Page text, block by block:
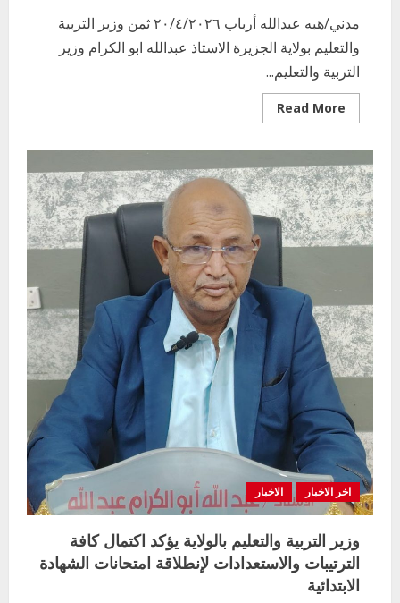
مدني/هبه عبدالله أرباب ٢٠/٤/٢٠٢٦ ثمن وزير التربية
والتعليم بولاية الجزيرة الاستاذ عبدالله ابو الكرام وزير
التربية والتعليم...
Read More
more
والتعليم
بالولاية
يثمن
جهود
المنظمات
العامله
مجال
التعليم
لدعم
الامتحانات
بالولاية
اخر الاخبار الاخبار
وزير التربية والتعليم بالولاية يؤكد اكتمال كافة
الترتيبات والاستعدادات لإنطلاقة امتحانات الشهادة
الابتدائية